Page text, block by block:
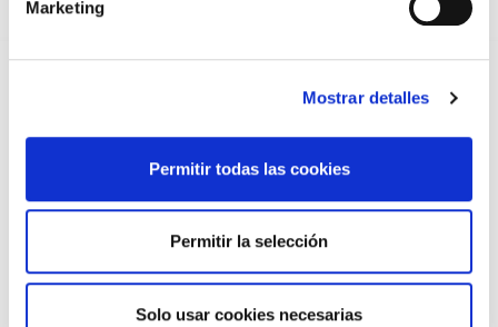
Marketing
Mostrar detalles
Permitir todas las cookies
Permitir la selección
Solo usar cookies necesarias
09/07/2026
INFORME SOBRE LA CONSOLIDACIÓN DE GRADO A LAS/LOS
PUESTOS DE JEFATURA / DIRECCIÓN / COORDINACIÓN
SOSTENIBILIDAD Y SISTEMA SANITARIO: UN COMPROMISO
22/06/2026
LO MÁS LEÍDO
CERTIFICADO DE DEFUNCIÓN